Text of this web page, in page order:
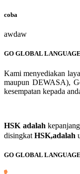
coba
awdaw
GO GLOBAL LANGUAGE
Kami menyediakan
maupun DEWASA),
kesempatan kepada
HSK adalah
disingkat HSK,adalah
GO GLOBAL